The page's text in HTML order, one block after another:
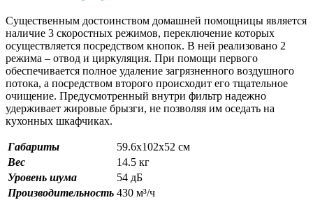
Существенным достоинством домашней помощницы является
наличие 3 скоростных режимов, переключение которых
осуществляется посредством кнопок. В ней реализовано 2
режима – отвод и циркуляция. При помощи первого
обеспечивается полное удаление загрязненного воздушного
потока, а посредством второго происходит его тщательное
очищение. Предусмотренный внутри фильтр надежно
удерживает жировые брызги, не позволяя им оседать на
кухонных шкафчиках.
Габариты
59.6х102х52 см
Вес
14.5 кг
Уровень шума
54 дБ
Производительность 430 м³/ч